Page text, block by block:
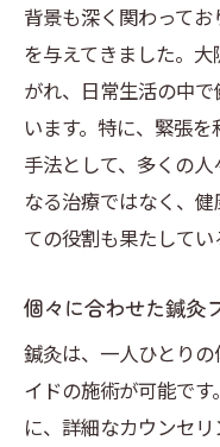
背景も深く関わって
を与えてきました。
がれ、日常生活の中
います。特に、緊張
手法として、多くの
なる治療ではなく、
ての役割も果たしてい
個々に合わせた鍼灸
鍼灸は、一人ひとり
イドの施術が可能で
に、詳細なカウンセ